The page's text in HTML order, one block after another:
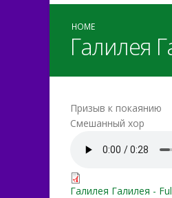
HOME
Галилея
Призыв к покаянию
Смешанный хор
Галилея
Галилея
Галилея Галилея -